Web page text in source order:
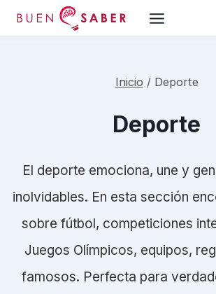
Saltar
Inicio / Deporte
Deporte
El deporte emociona, une y
inolvidables. En esta sección
sobre fútbol, competiciones
Juegos Olímpicos, equipos,
famosos. Perfecta para